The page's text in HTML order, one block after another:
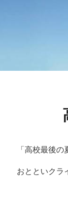
「高校最後
おとといクラ